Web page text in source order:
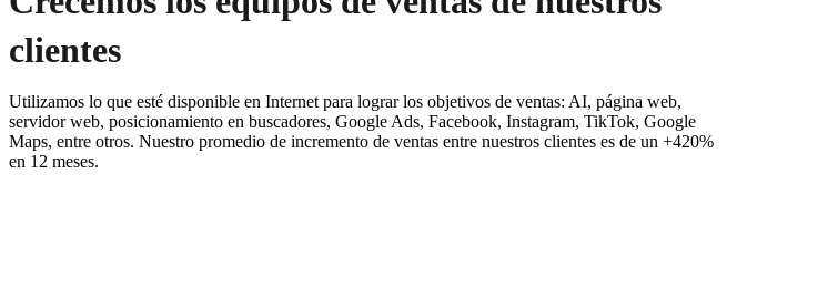
clientes
Utilizamos lo que esté disponible en Internet para lograr los objetivos de ventas: AI, página web,
servidor web, posicionamiento en buscadores, Google Ads, Facebook, Instagram, TikTok, Google
Maps, entre otros. Nuestro promedio de incremento de ventas entre nuestros clientes es de un +420%
en 12 meses.